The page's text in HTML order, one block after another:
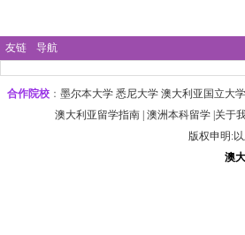
友链 导航
合作院校 ： 墨尔本大学‌ 悉尼大学 澳大利亚国立大
澳大利亚留学指南 澳洲本科留学 关于
版权申明:
澳